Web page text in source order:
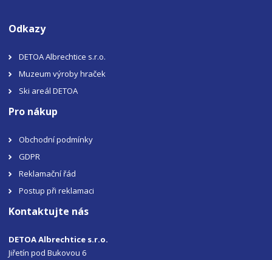
Odkazy
DETOA Albrechtice s.r.o.
Muzeum výroby hraček
Ski areál DETOA
Pro nákup
Obchodní podmínky
GDPR
Reklamační řád
Postup při reklamaci
Kontaktujte nás
DETOA Albrechtice s.r.o.
Jiřetín pod Bukovou 6